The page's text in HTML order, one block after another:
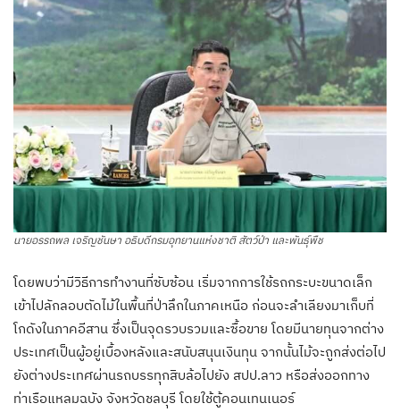
นายอรรถพล เจริญชันษา อธิบดีกรมอุทยานแห่งชาติ สัตว์ป่า และพันธุ์พืช
โดยพบว่ามีวิธีการทำงานที่ซับซ้อน เริ่มจากการใช้รถกระบะขนาดเล็ก
เข้าไปลักลอบตัดไม้ในพื้นที่ป่าลึกในภาคเหนือ ก่อนจะลำเลียงมาเก็บที่
โกดังในภาคอีสาน ซึ่งเป็นจุดรวบรวมและซื้อขาย โดยมีนายทุนจากต่าง
ประเทศเป็นผู้อยู่เบื้องหลังและสนับสนุนเงินทุน จากนั้นไม้จะถูกส่งต่อไป
ยังต่างประเทศผ่านรถบรรทุกสิบล้อไปยัง สปป.ลาว หรือส่งออกทาง
ท่าเรือแหลมฉบัง จังหวัดชลบุรี โดยใช้ตู้คอนเทนเนอร์